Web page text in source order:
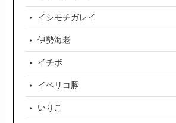
イシモチガレイ
伊勢海老
イチボ
イベリコ豚
いりこ